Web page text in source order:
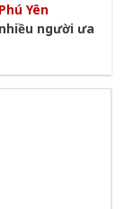
Yên
người ưa